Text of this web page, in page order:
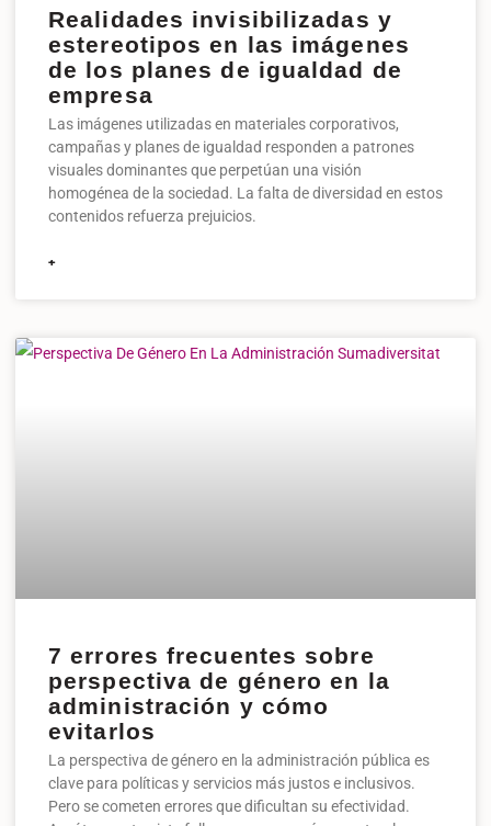
Realidades invisibilizadas y
estereotipos en las imágenes
de los planes de igualdad de
empresa
Las imágenes utilizadas en materiales corporativos,
campañas y planes de igualdad responden a patrones
visuales dominantes que perpetúan una visión
homogénea de la sociedad. La falta de diversidad en estos
contenidos refuerza prejuicios.
+
7 errores frecuentes sobre
perspectiva de género en la
administración y cómo
evitarlos
La perspectiva de género en la administración pública es
clave para políticas y servicios más justos e inclusivos.
Pero se cometen errores que dificultan su efectividad.